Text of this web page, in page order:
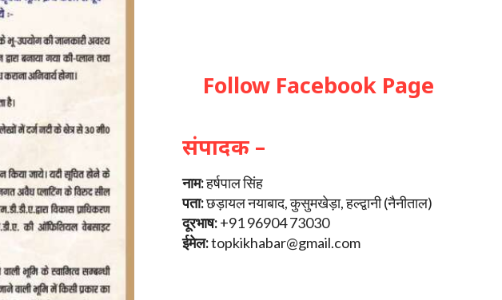
Follow Facebook Page
संपादक –
नाम:हर्षपाल सिंह
पता:छड़ायल नयाबाद, कुसुमखेड़ा, हल्द्वानी (नैनीताल)
दूरभाष:+91 96904 73030
ईमेल:topkikhabar@gmail.com